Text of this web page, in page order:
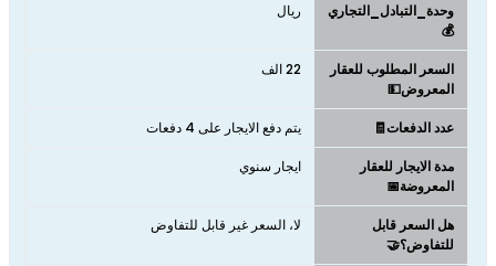
وحدة_التبادل_التجاري
💰
ريال
السعر المطلوب للعقار
المعروض💵
22 الف
عدد الدفعات🧾 يتم دفع الايجار على 4 دفعات
مدة الايجار للعقار
المعروضة📅
ايجار سنوي
هل السعر قابل
للتفاوض؟🤝
لا، السعر غير قابل للتفاوض